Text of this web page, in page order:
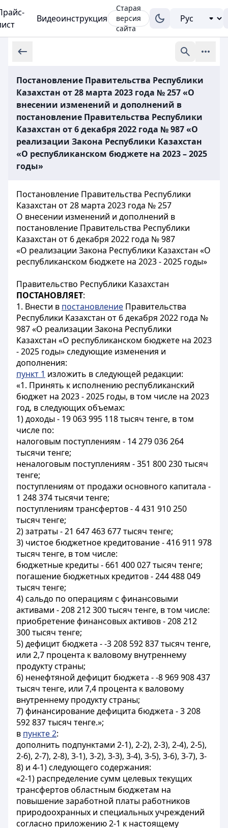
Видеоинструкция
Старая
версия
сайта
Постановление Правительства Республики
Казахстан от 28 марта 2023 года № 257 «О
внесении изменений и дополнений в
постановление Правительства Республики
Казахстан от 6 декабря 2022 года № 987 «О
реализации Закона Республики Казахстан
«О республиканском бюджете на 2023 – 2025
годы»
Постановление Правительства Республики
Казахстан от 28 марта 2023 года № 257
О внесении изменений и дополнений в
постановление Правительства Республики
Казахстан от 6 декабря 2022 года № 987
«О реализации Закона Республики Казахстан «О
республиканском бюджете на 2023 - 2025 годы»
Правительство Республики Казахстан
ПОСТАНОВЛЯЕТ:
1. Внести в постановление Правительства
Республики Казахстан от 6 декабря 2022 года №
987 «О реализации Закона Республики
Казахстан «О республиканском бюджете на 2023
- 2025 годы» следующие изменения и
дополнения:
пункт 1 изложить в следующей редакции:
«1. Принять к исполнению республиканский
бюджет на 2023 - 2025 годы, в том числе на 2023
год, в следующих объемах:
1) доходы - 19 063 995 118 тысяч тенге, в том
числе по:
налоговым поступлениям - 14 279 036 264
тысячи тенге;
неналоговым поступлениям - 351 800 230 тысяч
тенге;
поступлениям от продажи основного капитала -
1 248 374 тысячи тенге;
поступлениям трансфертов - 4 431 910 250
тысяч тенге;
2) затраты - 21 647 463 677 тысяч тенге;
3) чистое бюджетное кредитование - 416 911 978
тысяч тенге, в том числе:
бюджетные кредиты - 661 400 027 тысяч тенге;
погашение бюджетных кредитов - 244 488 049
тысяч тенге;
4) сальдо по операциям с финансовыми
активами - 208 212 300 тысяч тенге, в том числе:
приобретение финансовых активов - 208 212
300 тысяч тенге;
5) дефицит бюджета - -3 208 592 837 тысяч тенге,
или 2,7 процента к валовому внутреннему
продукту страны;
6) ненефтяной дефицит бюджета - -8 969 908 437
тысяч тенге, или 7,4 процента к валовому
внутреннему продукту страны;
7) финансирование дефицита бюджета - 3 208
592 837 тысяч тенге.»;
в пункте 2:
дополнить подпунктами 2-1), 2-2), 2-3), 2-4), 2-5),
2-6), 2-7), 2-8), 3-1), 3-2), 3-3), 3-4), 3-5), 3-6), 3-7), 3-
8) и 4-1) следующего содержания:
«2-1) распределение сумм целевых текущих
трансфертов областным бюджетам на
повышение заработной платы работников
природоохранных и специальных учреждений
согласно приложению 2-1 к настоящему